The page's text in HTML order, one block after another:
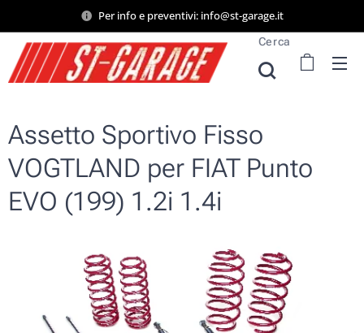
Per info e preventivi: info@st-garage.it
Cerca
Assetto Sportivo Fisso
VOGTLAND per FIAT Punto
EVO (199) 1.2i 1.4i